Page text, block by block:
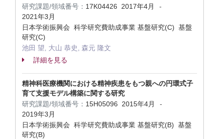
研究課題/領域番号： 17K04426 2017年4月 -
2021年3月
日本学術振興会 科学研究費助成事業 基盤研究(C) 基盤
研究(C)
池田 望, 大山 恭史, 森元 隆文
詳細を見る
精神科医療機関における精神疾患をもつ親への円環式子
育て支援モデル構築に関する研究
研究課題/領域番号： 15H05096 2015年4月 -
2019年3月
日本学術振興会 科学研究費助成事業 基盤研究(B) 基盤
研究(B)